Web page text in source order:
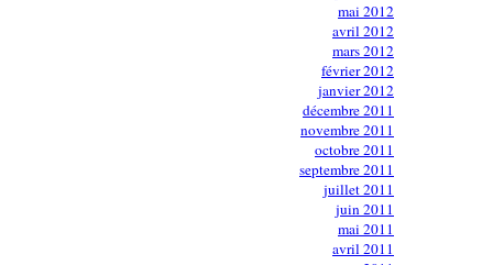
mai 2012
avril 2012
mars 2012
février 2012
janvier 2012
décembre 2011
novembre 2011
octobre 2011
septembre 2011
juillet 2011
juin 2011
mai 2011
avril 2011